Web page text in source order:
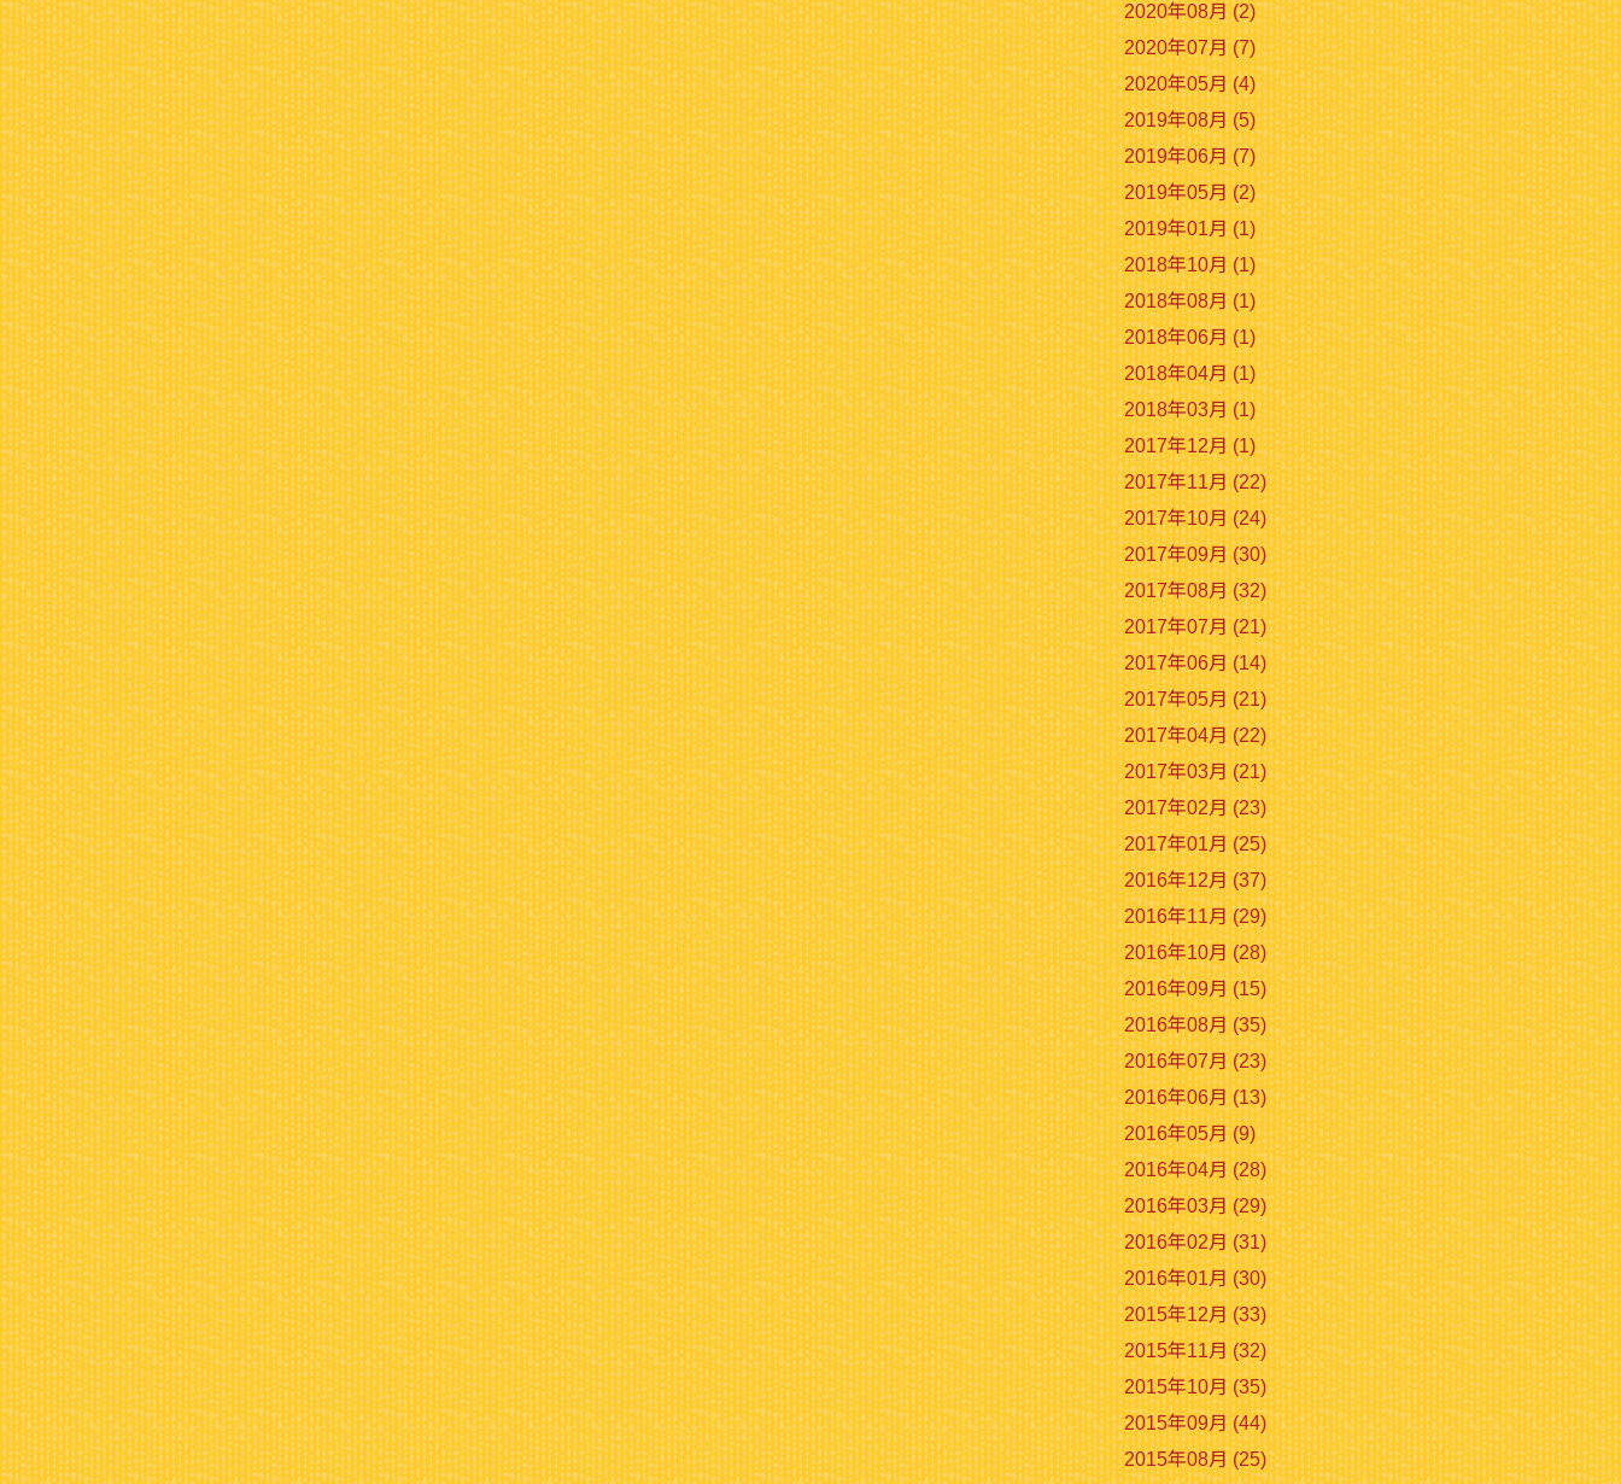
2020年08月 (2)
2020年07月 (7)
2020年05月 (4)
2019年08月 (5)
2019年06月 (7)
2019年05月 (2)
2019年01月 (1)
2018年10月 (1)
2018年08月 (1)
2018年06月 (1)
2018年04月 (1)
2018年03月 (1)
2017年12月 (1)
2017年11月 (22)
2017年10月 (24)
2017年09月 (30)
2017年08月 (32)
2017年07月 (21)
2017年06月 (14)
2017年05月 (21)
2017年04月 (22)
2017年03月 (21)
2017年02月 (23)
2017年01月 (25)
2016年12月 (37)
2016年11月 (29)
2016年10月 (28)
2016年09月 (15)
2016年08月 (35)
2016年07月 (23)
2016年06月 (13)
2016年05月 (9)
2016年04月 (28)
2016年03月 (29)
2016年02月 (31)
2016年01月 (30)
2015年12月 (33)
2015年11月 (32)
2015年10月 (35)
2015年09月 (44)
2015年08月 (25)